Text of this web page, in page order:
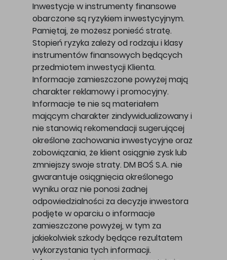
Inwestycje w instrumenty finansowe
obarczone są ryzykiem inwestycyjnym.
Pamiętaj, że możesz ponieść stratę.
Stopień ryzyka zależy od rodzaju i klasy
instrumentów finansowych będących
przedmiotem inwestycji Klienta.
Informacje zamieszczone powyżej mają
charakter reklamowy i promocyjny.
Informacje te nie są materiałem
mającym charakter zindywidualizowany i
nie stanowią rekomendacji sugerującej
określone zachowania inwestycyjne oraz
zobowiązania, że klient osiągnie zysk lub
zmniejszy swoje straty. DM BOŚ S.A. nie
gwarantuje osiągnięcia określonego
wyniku oraz nie ponosi żadnej
odpowiedzialności za decyzje inwestora
podjęte w oparciu o informacje
zamieszczone powyżej, w tym za
jakiekolwiek szkody będące rezultatem
wykorzystania tych informacji.